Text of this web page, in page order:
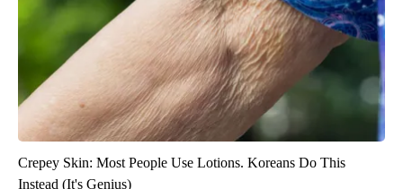
Crepey Skin: Most People Use Lotions. Koreans Do This
Instead (It's Genius)